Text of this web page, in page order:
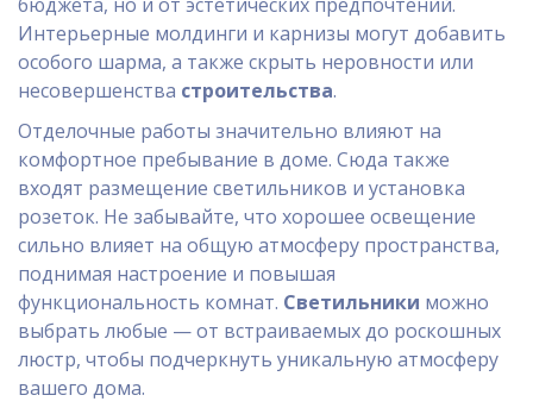
Интерьерные молдинги и карнизы могут добавить
особого шарма, а также скрыть неровности или
несовершенства строительства.
Отделочные работы значительно влияют на
комфортное пребывание в доме. Сюда также
входят размещение светильников и установка
розеток. Не забывайте, что хорошее освещение
сильно влияет на общую атмосферу пространства,
поднимая настроение и повышая
функциональность комнат. Светильники можно
выбрать любые — от встраиваемых до роскошных
люстр, чтобы подчеркнуть уникальную атмосферу
вашего дома.